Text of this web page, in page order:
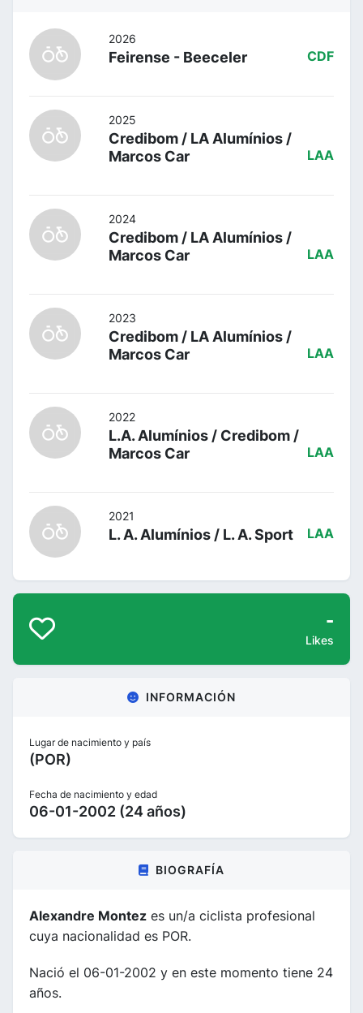
2026
Feirense - Beeceler CDF
2025
Credibom / LA Alumínios /
Marcos Car
LAA
2024
Credibom / LA Alumínios /
Marcos Car
LAA
2023
Credibom / LA Alumínios /
Marcos Car
LAA
2022
L.A. Alumínios / Credibom /
Marcos Car
LAA
2021
L. A. Alumínios / L. A. Sport LAA
-
Likes
INFORMACIÓN
Lugar de nacimiento y país
(POR)
Fecha de nacimiento y edad
06-01-2002 (24 años)
BIOGRAFÍA
Alexandre Montez es un/a ciclista profesional
cuya nacionalidad es POR.
Nació el 06-01-2002 y en este momento tiene 24
años.